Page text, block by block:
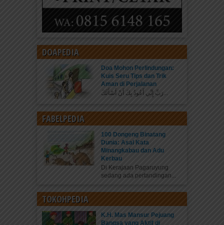
DOAPEDIA
Doa Mohon Perlindungan:
Kuis Seru Tips dan Trik
Aman di Perjalanan
رَبِّ إِنِّي أَعُوذُ بِكَ أَنْ أَسْأَلَكَ...
FABELPEDIA
100 Dongeng Binatang
Dunia: Asal Kata
Minangkabau dan Adu
Kerbau
Di Kerajaan Pagaruyung
sedang ada pertandingan...
TOKOHPEDIA
K.H. Mas Mansur Pejuang
Bangsa yang Aktif di